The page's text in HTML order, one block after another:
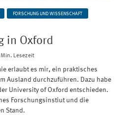
FORSCHUNG UND WISSENSCHAFT
in Oxford
Min. Lesezeit
erlaubt es mir, ein praktisches
Ausland durchzuführen. Dazu habe
University of Oxford entschieden.
Forschungsinstiut und die
Stand.